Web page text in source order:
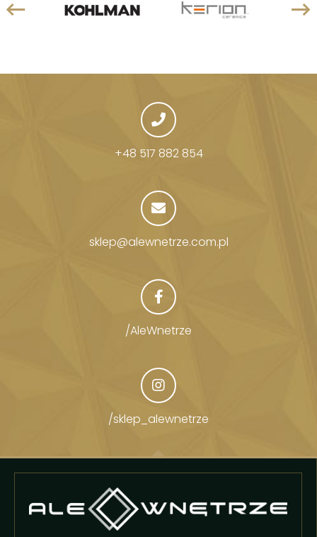
+48 517 882 854
sklep@alewnetrze.com.pl
/AleWnetrze
/sklep_alewnetrze